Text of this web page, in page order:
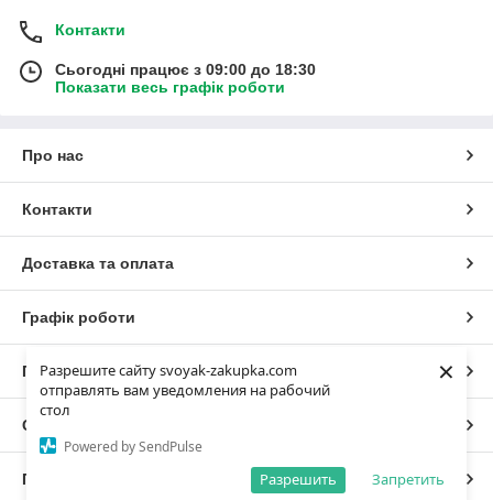
Разрешите сайту svoyak-zakupka.com
отправлять вам уведомления на рабочий
стол
Powered by SendPulse
Запретить
Разрешить
×
Контакти
Сьогодні працює з 09:00 до 18:30
Показати весь графік роботи
Про нас
Контакти
Доставка та оплата
Графік роботи
Повна версія сайту
Сайт створено на маркетплейсі
Політика конфіденційності